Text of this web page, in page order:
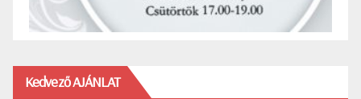
Kedvező AJÁNLAT